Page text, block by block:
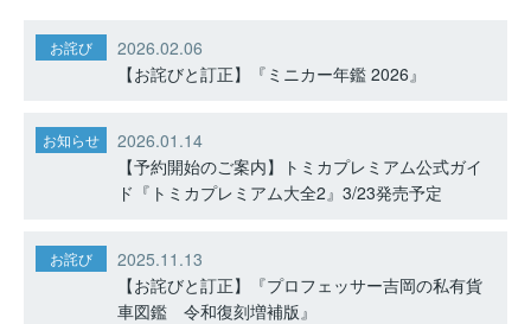
お詫び
2026.02.06
【お詫びと訂正】『ミニカー年鑑 2026』
お知らせ
2026.01.14
【予約開始のご案内】トミカプレミアム公式ガイ
ド『トミカプレミアム大全2』3/23発売予定
お詫び
2025.11.13
【お詫びと訂正】『プロフェッサー吉岡の私有貨
車図鑑 令和復刻増補版』